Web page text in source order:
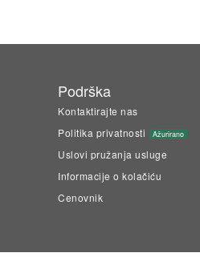
Podrška
Kontaktirajte nas
Politika privatnosti
Ažurirano
Uslovi pružanja usluge
Informacije o kolačiću
Cenovnik